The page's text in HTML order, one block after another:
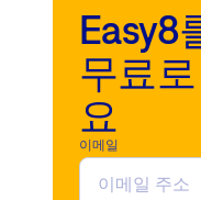
Easy8
무료
요
이메일